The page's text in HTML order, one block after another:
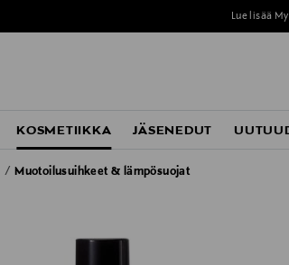
Lue lisää
KOSMETIIKKA JÄSENEDUT
Muotoilusuihkeet & lämpösuojat